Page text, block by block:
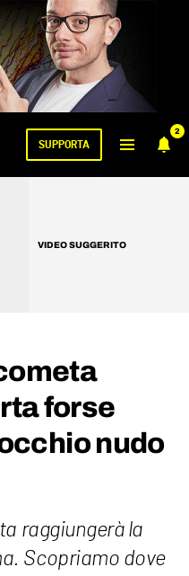
2
SUPPORTA
VIDEO SUGGERITO
forse
nudo
raggiungerà la
Scopriamo dove